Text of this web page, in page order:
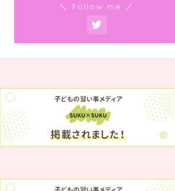
＼ Follow me ／